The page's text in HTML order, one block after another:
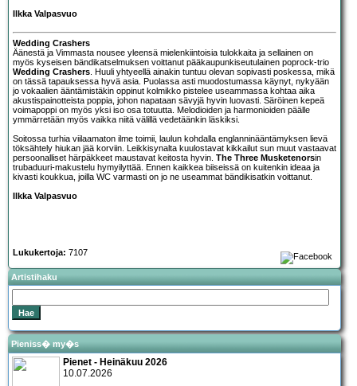
Ilkka Valpasvuo
Wedding Crashers
Äänestä ja Vimmasta nousee yleensä mielenkiintoisia tulokkaita ja sellainen on
myös kyseisen bändikatselmuksen voittanut pääkaupunkiseutulainen poprock-trio
Wedding Crashers . Huuli yhtyeellä ainakin tuntuu olevan sopivasti poskessa, mikä
on tässä tapauksessa hyvä asia. Puolassa asti muodostumassa käynyt, nykyään
jo vokaalien ääntämistäkin oppinut kolmikko pistelee useammassa kohtaa aika
akustispainotteista poppia, johon napataan sävyjä hyvin luovasti. Säröinen kepeä
voimapoppi on myös yksi iso osa totuutta. Melodioiden ja harmonioiden päälle
ymmärretään myös vaikka niitä välillä vedetäänkin läskiksi.
Soitossa turhia viilaamaton ilme toimii, laulun kohdalla englanninääntämyksen lievä
töksähtely hiukan jää korviin. Leikkisynalta kuulostavat kikkailut sun muut vastaavat
persoonalliset härpäkkeet maustavat keitosta hyvin. The Three Musketenorsin
trubaduuri-makustelu hymyilyttää. Ennen kaikkea biiseissä on kuitenkin ideaa ja
kivasti koukkua, joilla WC varmasti on jo ne useammat bändikisatkin voittanut.
Ilkka Valpasvuo
Lukukertoja: 7107
Artistihaku
Pieniss� my�s
Pienet - Heinäkuu 2026
10.07.2026